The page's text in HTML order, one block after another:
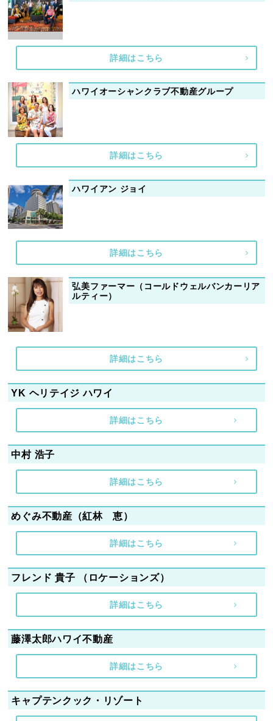
詳細はこちら
ハワイオーシャンクラブ不動産グループ
詳細はこちら
ハワイアン ジョイ
詳細はこちら
弘美ファーマー（コールドウェルバンカーリア
ルティー）
詳細はこちら
YK ヘリテイジ ハワイ
詳細はこちら
中村 浩子
詳細はこちら
めぐみ不動産（紅林 恵）
詳細はこちら
フレンド 貴子 （ロケーションズ）
詳細はこちら
藤澤太郎ハワイ不動産
詳細はこちら
キャプテンクック・リゾート